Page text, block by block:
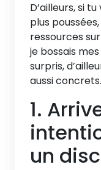
D’ailleurs, si
plus
ressources sur
je bossais
surpris,
aussi concrets.
1.
un